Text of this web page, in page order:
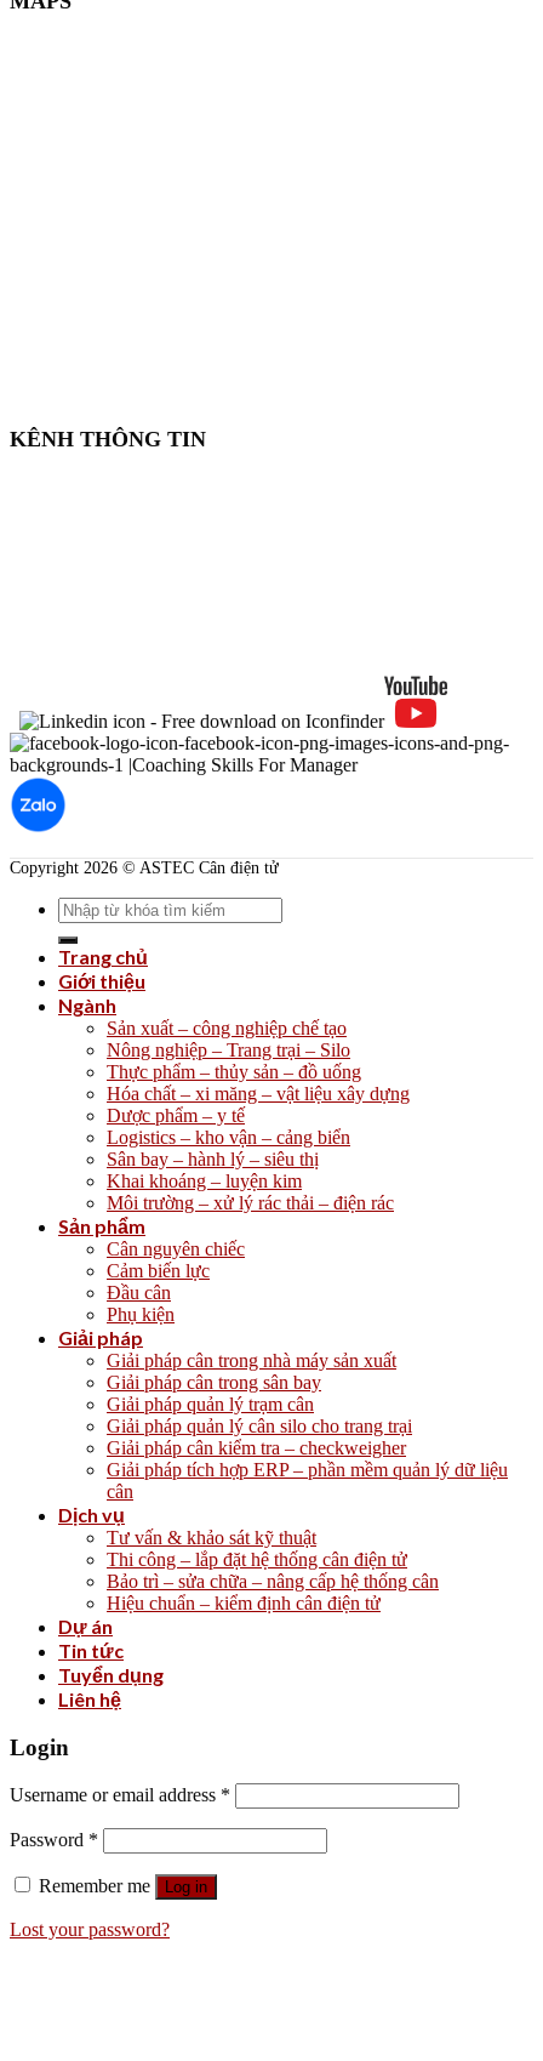
KÊNH THÔNG TIN
Copyright 2026 © ASTEC Cân điện tử
Search
for:
Trang chủ
Giới thiệu
Ngành
Sản xuất – công nghiệp chế tạo
Nông nghiệp – Trang trại – Silo
Thực phẩm – thủy sản – đồ uống
Hóa chất – xi măng – vật liệu xây dựng
Dược phẩm – y tế
Logistics – kho vận – cảng biển
Sân bay – hành lý – siêu thị
Khai khoáng – luyện kim
Môi trường – xử lý rác thải – điện rác
Sản phẩm
Cân nguyên chiếc
Cảm biến lực
Đầu cân
Phụ kiện
Giải pháp
Giải pháp cân trong nhà máy sản xuất
Giải pháp cân trong sân bay
Giải pháp quản lý trạm cân
Giải pháp quản lý cân silo cho trang trại
Giải pháp cân kiểm tra – checkweigher
Giải pháp tích hợp ERP – phần mềm quản lý dữ liệu
cân
Dịch vụ
Tư vấn & khảo sát kỹ thuật
Thi công – lắp đặt hệ thống cân điện tử
Bảo trì – sửa chữa – nâng cấp hệ thống cân
Hiệu chuẩn – kiểm định cân điện tử
Dự án
Tin tức
Tuyển dụng
Liên hệ
Login
Username or email address *
Password *
Remember me Log in
Lost your password?